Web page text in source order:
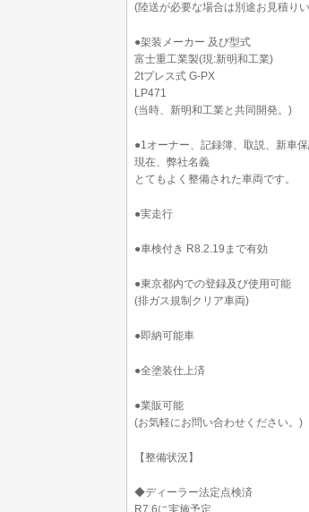
(陸送が必要な場合は別途お見積り
●架装メーカー 及び型式
富士重工業製(現:新明和工業)
2tプレス式 G-PX
LP471
(当時、新明和工業と共同開発。)
●1オーナー、記録簿、取説、新車保
現在、弊社名義
とてもよく整備された車両です。
●実走行
●車検付き R8.2.19まで有効
●東京都内での登録及び使用可能
(排ガス規制クリア車両)
●即納可能車
●全塗装仕上済
●業販可能
(お気軽にお問い合わせください。)
【整備状況】
◆ディーラー法定点検済
R7.6に実施予定